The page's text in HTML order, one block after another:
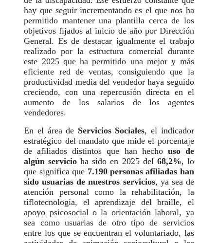
hay que seguir incrementando es el que nos ha
permitido mantener una plantilla cerca de los
objetivos fijados al inicio de año por Dirección
General. Es de destacar igualmente el trabajo
realizado por la estructura comercial durante
este 2025 que ha permitido una mejor y más
eficiente red de ventas, consiguiendo que la
productividad media del vendedor haya seguido
creciendo, con una repercusión directa en el
aumento de los salarios de los agentes
vendedores.
En el área de Servicios Sociales, el indicador
estratégico del mandato que mide el porcentaje
de afiliados distintos que han hecho uso de
algún servicio ha sido en 2025 del 68,2%, lo
que significa que 7.190 personas afiliadas han
sido usuarias de nuestros servicios, ya sea de
atención personal como la rehabilitación, la
tiflotecnología, el aprendizaje del braille, el
apoyo psicosocial o la orientación laboral, ya
sea como usuarias de otro tipo de servicios
entre los que se encuentran el voluntariado, las